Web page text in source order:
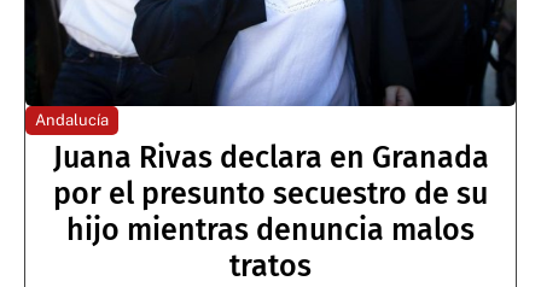
Andalucía
Juana Rivas declara en Granada
por el presunto secuestro de su
hijo mientras denuncia malos
tratos